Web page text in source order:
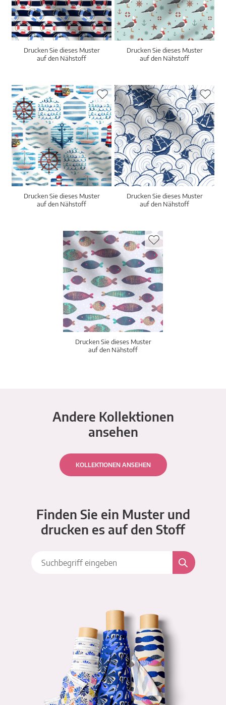
Drucken Sie dieses Muster
auf den Nähstoff
Drucken Sie dieses Muster
auf den Nähstoff
Drucken Sie dieses Muster
auf den Nähstoff
Drucken Sie dieses Muster
auf den Nähstoff
Drucken Sie dieses Muster
auf den Nähstoff
Andere Kollektionen
ansehen
KOLLEKTIONEN ANSEHEN
Finden Sie ein Muster und
drucken es auf den Stoff